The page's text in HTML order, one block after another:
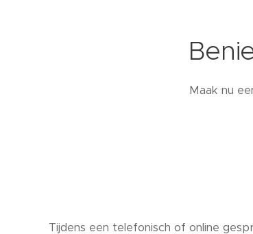
Maak nu
Tijdens een telefonisch of online